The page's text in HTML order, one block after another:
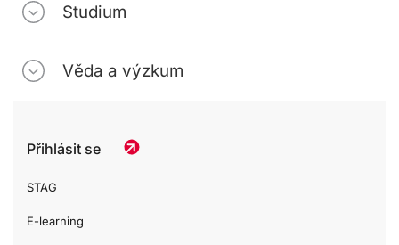
Studium
Věda a výzkum
Přihlásit se
STAG
E-learning